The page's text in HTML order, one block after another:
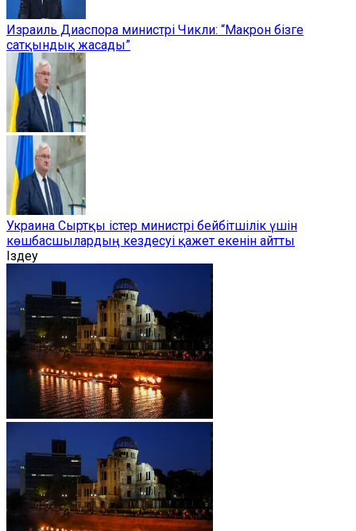
Израиль Диаспора министрі Чикли: “Макрон бізге
сатқындық жасады”
Украина Сыртқы істер министрі бейбітшілік үшін
көшбасшылардың кездесуі қажет екенін айтты
Іздеу